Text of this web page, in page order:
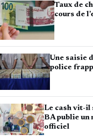
Taux de
cours de
Une saisie
police
Le cash vit-il
BA publie un
officiel